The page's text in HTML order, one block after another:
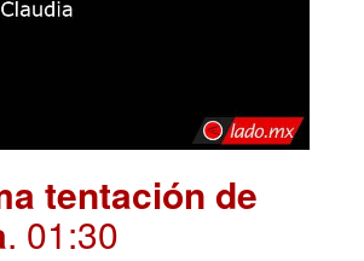
tentación de
. 01:30